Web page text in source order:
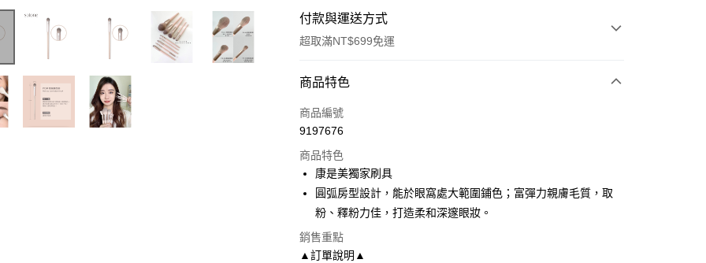
付款與運送方式
超取滿NT$699免運
付款方式
信用卡一次付款
LINE Pay
Apple Pay
悠遊付
商品特色
商品編號
9197676
商品特色
康是美獨家刷具
圓弧房型設計，能於眼窩處大範圍鋪色；富彈力親膚毛質，取
粉、釋粉力佳，打造柔和深邃眼妝。
銷售重點
▲訂單說明▲